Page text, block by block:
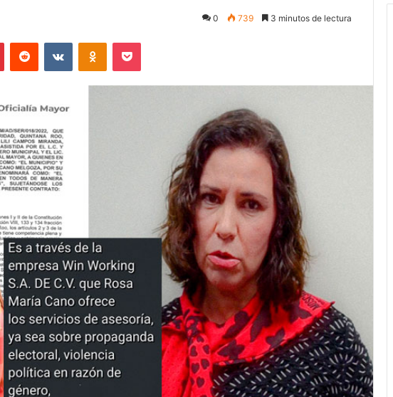
0 739 3 minutos de lectura
PinterestReddit VKontakteOdnoklassniki
Pocket